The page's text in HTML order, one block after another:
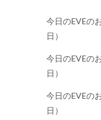
今日のEVEの
日）
今日のEVEの
日）
今日のEVEの
日）